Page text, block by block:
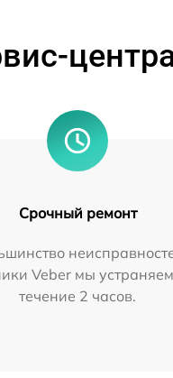
Срочный ремонт
Veber мы
течение 2 часов.